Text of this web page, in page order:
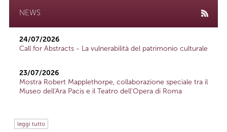
NEWS
24/07/2026
Call for Abstracts - La vulnerabilità del patrimonio culturale
23/07/2026
Mostra Robert Mapplethorpe, collaborazione speciale tra il
Museo dell'Ara Pacis e il Teatro dell'Opera di Roma
leggi tutto